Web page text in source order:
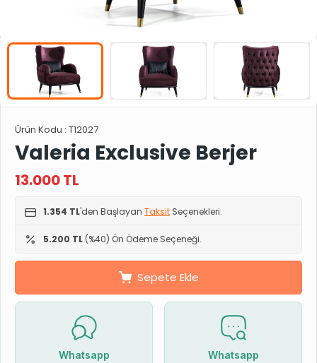
Ürün Kodu : T12027
Valeria Exclusive Berjer
13.000TL
1.354 TL'den Başlayan Taksit Seçenekleri.
5.200 TL (%40) Ön Ödeme Seçeneği.
Sepete Ekle
Whatsapp
Whatsapp